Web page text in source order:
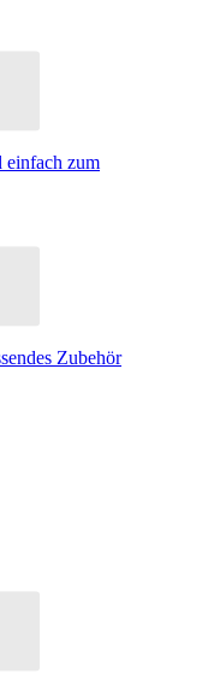
einfach zum
Zubehör